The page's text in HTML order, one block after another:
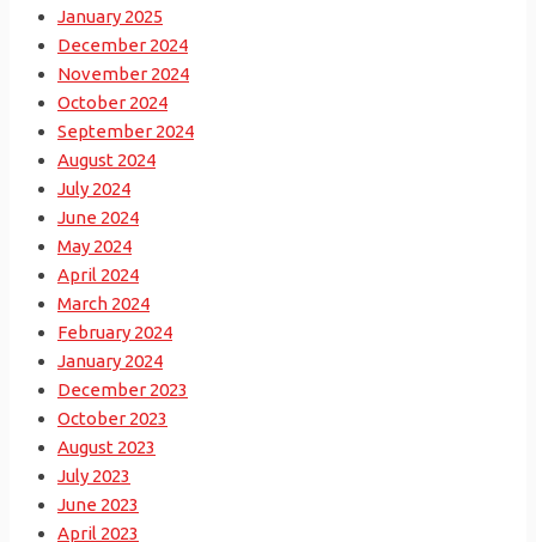
January 2025
December 2024
November 2024
October 2024
September 2024
August 2024
July 2024
June 2024
May 2024
April 2024
March 2024
February 2024
January 2024
December 2023
October 2023
August 2023
July 2023
June 2023
April 2023